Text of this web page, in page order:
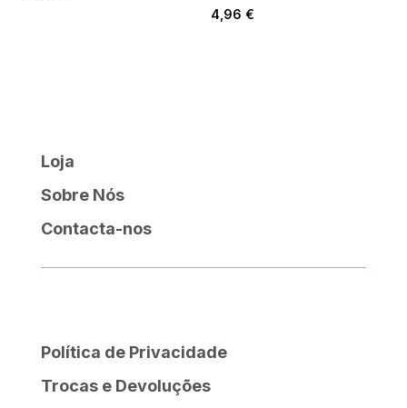
4,96 €
Loja
Sobre Nós
Contacta-nos
Política de Privacidade
Trocas e Devoluções